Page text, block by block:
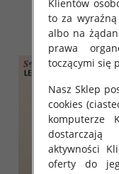
48.00 zł
szczegóły
Klientów
to za
albo na
prawa
toczącymi się
Nasz Sklep
cookies
komputerze
aktywności
oferty do